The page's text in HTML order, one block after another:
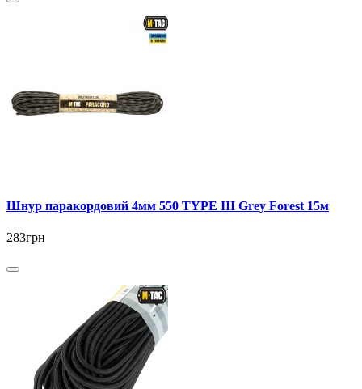
Шнур паракордовий 4мм 550 TYPE III Grey Forest 15м
283грн